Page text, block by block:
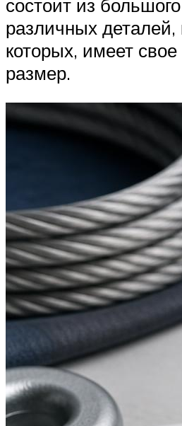
состоит из
различных деталей,
которых, имеет
размер.